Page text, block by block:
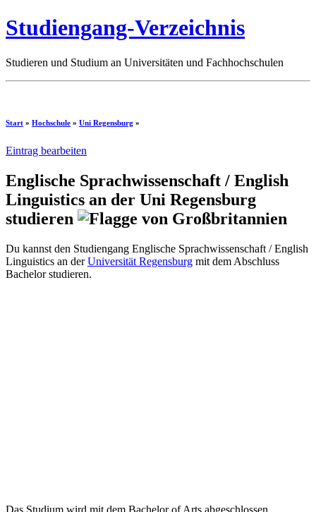
Studiengang-Verzeichnis
Studieren und Studium an Universitäten und Fachhochschulen
Start » Hochschule » Uni Regensburg »
Eintrag bearbeiten
Englische Sprachwissenschaft / English
Linguistics an der Uni Regensburg
studieren
Du kannst den Studiengang Englische Sprachwissenschaft / English
Linguistics an derUniversität Regensburg mit dem Abschluss
Bachelor studieren.
Das Studium wird mit dem Bachelor of Arts abgeschlossen.